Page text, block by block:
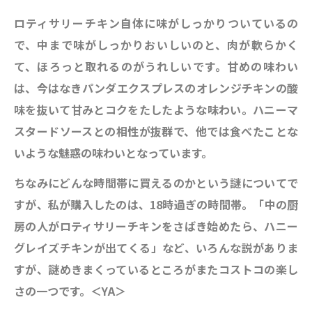
ロティサリーチキン自体に味がしっかりついているの
で、中まで味がしっかりおいしいのと、肉が軟らかく
て、ほろっと取れるのがうれしいです。甘めの味わい
は、今はなきパンダエクスプレスのオレンジチキンの酸
味を抜いて甘みとコクをたしたような味わい。ハニーマ
スタードソースとの相性が抜群で、他では食べたことな
いような魅惑の味わいとなっています。
ちなみにどんな時間帯に買えるのかという謎についてで
すが、私が購入したのは、18時過ぎの時間帯。「中の厨
房の人がロティサリーチキンをさばき始めたら、ハニー
グレイズチキンが出てくる」など、いろんな説がありま
すが、謎めきまくっているところがまたコストコの楽し
さの一つです。＜YA＞